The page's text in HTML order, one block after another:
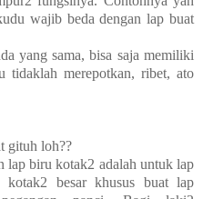
wajib beda dengan lap buat
yang sama, bisa saja memiliki
tidaklah merepotkan, ribet, ato
gituh loh??
lap biru kotak2 adalah untuk lap
besar khusus buat lap